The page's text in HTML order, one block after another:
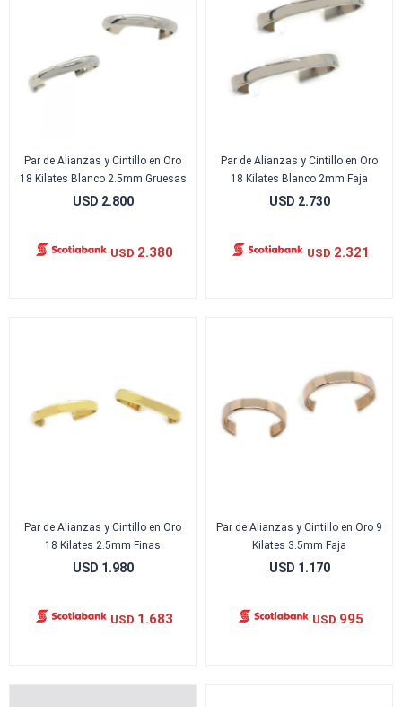
Par de Alianzas y Cintillo en Oro
18 Kilates Blanco 2.5mm Gruesas
USD 2.800
USD 2.380
Par de Alianzas y Cintillo en Oro
18 Kilates Blanco 2mm Faja
USD 2.730
USD 2.321
Par de Alianzas y Cintillo en Oro
18 Kilates 2.5mm Finas
USD 1.980
USD 1.683
Par de Alianzas y Cintillo en Oro 9
Kilates 3.5mm Faja
USD 1.170
USD 995